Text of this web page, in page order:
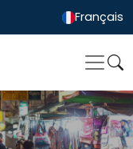
Français